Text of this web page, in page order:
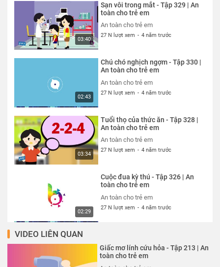
03:40
Sạn vôi trong mắt - Tập 329 | An
toàn cho trẻ em
An toàn cho trẻ em
27 N lượt xem - 4 năm trước
02:43
Chú chó nghịch ngợm - Tập 330 |
An toàn cho trẻ em
An toàn cho trẻ em
27 N lượt xem - 4 năm trước
03:34
Tuổi thọ của thức ăn - Tập 328 |
An toàn cho trẻ em
An toàn cho trẻ em
27 N lượt xem - 4 năm trước
02:29
Cuộc đua kỳ thú - Tập 326 | An
toàn cho trẻ em
An toàn cho trẻ em
27 N lượt xem - 4 năm trước
An toàn cho trẻ em
27 N lượt xem
VIDEO LIÊN QUAN
Giấc mơ lính cứu hỏa - Tập 213 | An
toàn cho trẻ em